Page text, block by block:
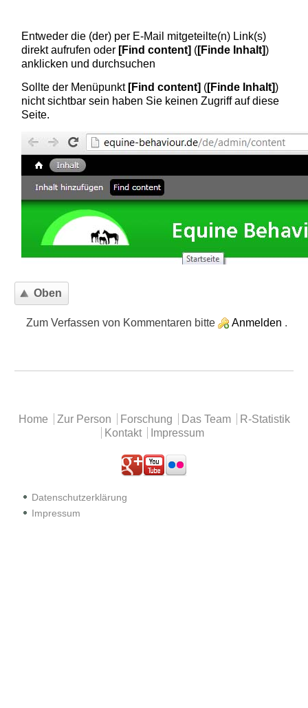
Entweder die (der) per E-Mail mitgeteilte(n) Link(s)
direkt aufrufen oder [Find content] ([Finde Inhalt])
anklicken und durchsuchen
Sollte der Menüpunkt [Find content] ([Finde Inhalt])
nicht sichtbar sein haben Sie keinen Zugriff auf diese
Seite.
Oben
Zum Verfassen von Kommentaren bitte Anmelden .
Hauptmenü
Home Zur Person Forschung Das Team
R-Statistik
Kontakt
Impressum
. . .
Datenschutzerklärung
Impressum